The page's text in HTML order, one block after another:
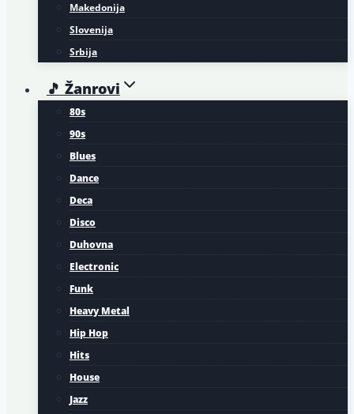
Makedonija
Slovenija
Srbija
🎵 Žanrovi
80s
90s
Blues
Dance
Deca
Disco
Duhovna
Electronic
Funk
Heavy Metal
Hip Hop
Hits
House
Jazz